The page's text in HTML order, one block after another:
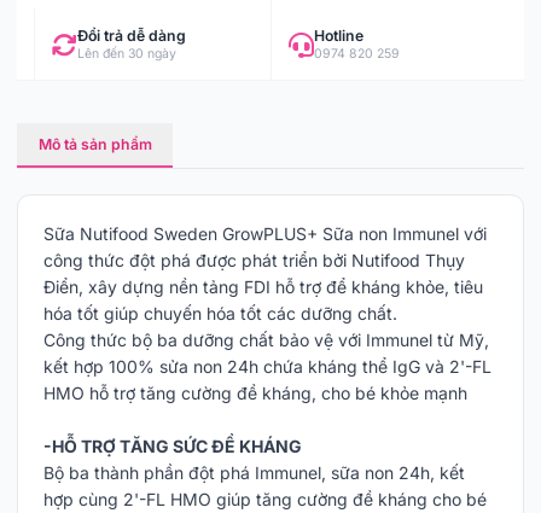
Đổi trả dễ dàng
Lên đến 30 ngày
Hotline
0974 820 259
Mô tả sản phẩm
Sữa Nutifood Sweden GrowPLUS+ Sữa non Immunel với
công thức đột phá được phát triển bởi Nutifood Thụy
Điển, xây dựng nền tảng FDI hỗ trợ để kháng khỏe, tiêu
hóa tốt giúp chuyến hóa tốt các dưỡng chất.
Công thức bộ ba dưỡng chất bảo vệ với Immunel từ Mỹ,
kết hợp 100% sửa non 24h chứa kháng thể IgG và 2'-FL
HMO hỗ trợ tăng cường đề kháng, cho bé khỏe mạnh
-HỖ TRỢ TĂNG SỨC ĐỀ KHÁNG
Bộ ba thành phần đột phá Immunel, sữa non 24h, kết
hợp cùng 2'-FL HMO giúp tăng cường đề kháng cho bé